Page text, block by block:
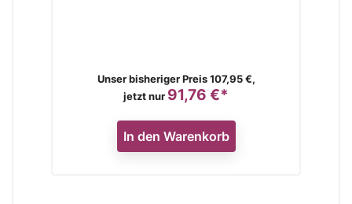
Verkaufspreis
Unser bisheriger Preis 107,95 €,
jetzt nur Preis
91,76 €*
In den Warenkorb